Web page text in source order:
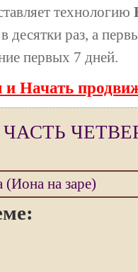
технологию
десятки раз, а
первых 7 дней.
и Начать
на заре)